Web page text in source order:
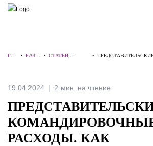
ПОИСК ПО САЙТУ
ГЛА
•БАЗА
•СТАТЬИ,
•
19.04.2024 2 мин. на чтение
РАСХОДЫ. КАК